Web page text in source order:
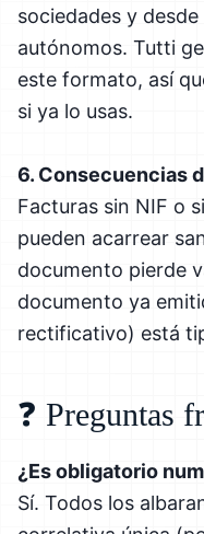
sociedades y
autónomos. Tutti
este formato, así
si ya lo usas.
6. Consecuencias
Facturas sin NIF o
pueden acarrear
documento pierde
documento ya
rectificativo) está
❓ Preguntas
¿Es obligatorio
Sí. Todos los